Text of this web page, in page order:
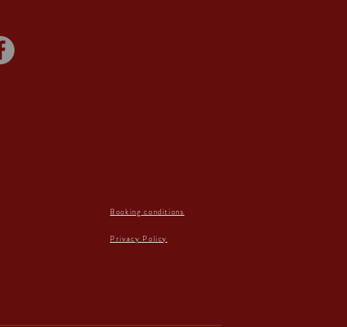
Booking conditions
Privacy Policy